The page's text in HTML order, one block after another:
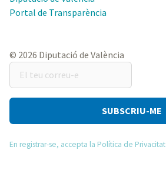
Portal de Transparència
© 2026 Diputació de València
El
teu
correu-
En registrar-se, accepta la Política de Privacitat